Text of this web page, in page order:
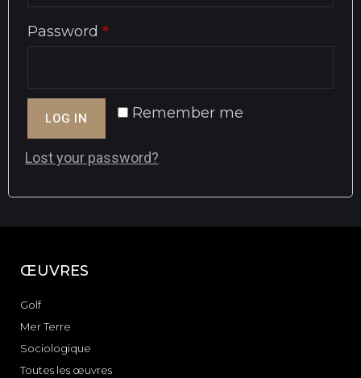
Password *
Remember me
LOG IN
Lost your password?
ŒUVRES
Golf
Mer Terre
Sociologique
Toutes les œuvres